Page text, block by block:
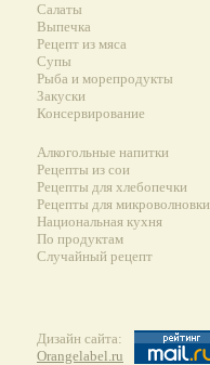
Салаты
Выпечка
Рецепт из мяса
Супы
Рыба и морепродукты
Закуски
Консервирование
Алкогольные напитки
Рецепты из сои
Рецепты для хлебопечки
Рецепты для микроволновки
Национальная кухня
По продуктам
Случайный рецепт
Дизайн сайта:
Orangelabel.ru